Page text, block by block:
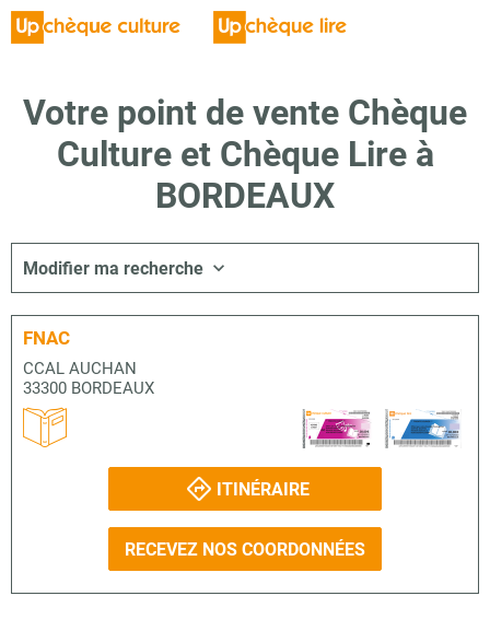
Votre point de vente Chèque
Culture et Chèque Lire à
BORDEAUX
Modifier ma recherche
FNAC
CCAL AUCHAN
33300 BORDEAUX
ITINÉRAIRE
RECEVEZ NOS COORDONNÉES